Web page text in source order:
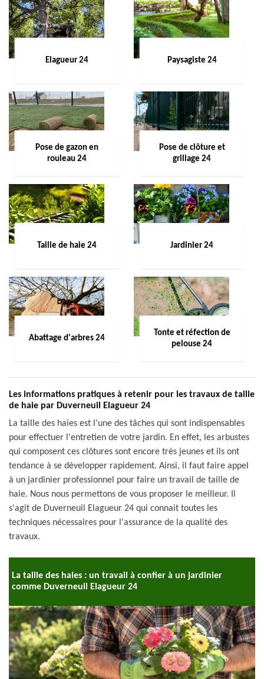
Elagueur 24 Paysagiste 24
Pose de gazon en
rouleau 24
Pose de clôture et
grillage 24
Taille de haie 24 Jardinier 24
Abattage d'arbres 24
Tonte et réfection de
pelouse 24
Les informations pratiques à retenir pour les travaux de taille
de haie par Duverneuil Elagueur 24
La taille des haies est l'une des tâches qui sont indispensables
pour effectuer l'entretien de votre jardin. En effet, les arbustes
qui composent ces clôtures sont encore très jeunes et ils ont
tendance à se développer rapidement. Ainsi, il faut faire appel
à un jardinier professionnel pour faire un travail de taille de
haie. Nous nous permettons de vous proposer le meilleur. Il
s'agit de Duverneuil Elagueur 24 qui connait toutes les
techniques nécessaires pour l'assurance de la qualité des
travaux.
La taille des haies : un travail à confier à un jardinier
comme Duverneuil Elagueur 24